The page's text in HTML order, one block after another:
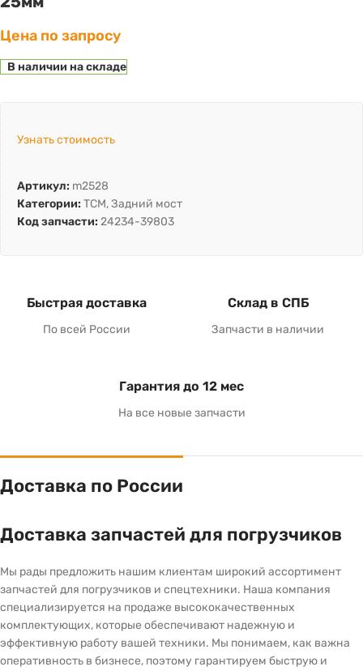
Цена по запросу
В наличии на складе
Узнать стоимость
Артикул: m2528
Категории: TCM,Задний мост
Код запчасти: 24234-39803
Быстрая доставка
По всей России
Склад в СПБ
Запчасти в наличии
Гарантия до 12 мес
На все новые запчасти
Доставка по России
Доставка запчастей для погрузчиков
Мы рады предложить нашим клиентам широкий ассортимент
запчастей для погрузчиков и спецтехники. Наша компания
специализируется на продаже высококачественных
комплектующих, которые обеспечивают надежную и
эффективную работу вашей техники. Мы понимаем, как важна
оперативность в бизнесе, поэтому гарантируем быструю и